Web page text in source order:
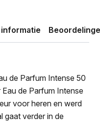
de Parfum Intense 50
de Parfum Intense
voor heren en werd
gaat verder in de